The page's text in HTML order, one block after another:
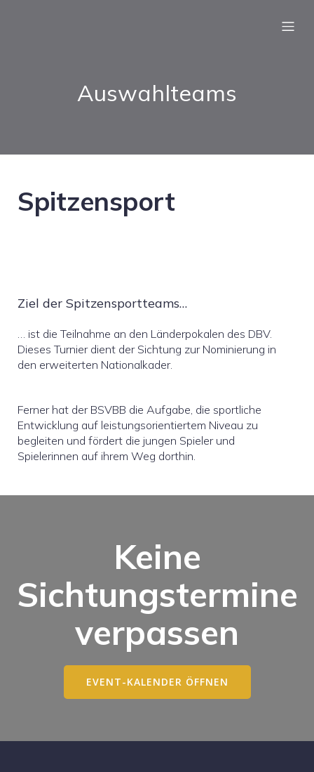
Auswahlteams
Spitzensport
Ziel der Spitzensportteams…
… ist die Teilnahme an den Länderpokalen des DBV.
Dieses Turnier dient der Sichtung zur Nominierung in
den erweiterten Nationalkader.
Ferner hat der BSVBB die Aufgabe, die sportliche
Entwicklung auf leistungsorientiertem Niveau zu
begleiten und fördert die jungen Spieler und
Spielerinnen auf ihrem Weg dorthin.
Keine
Sichtungstermine
verpassen
EVENT-KALENDER ÖFFNEN